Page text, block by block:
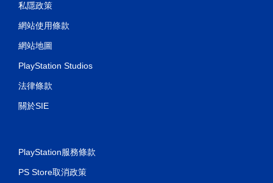
私隱政策
網站使用條款
網站地圖
PlayStation Studios
法律條款
關於SIE
PlayStation服務條款
PS Store取消政策